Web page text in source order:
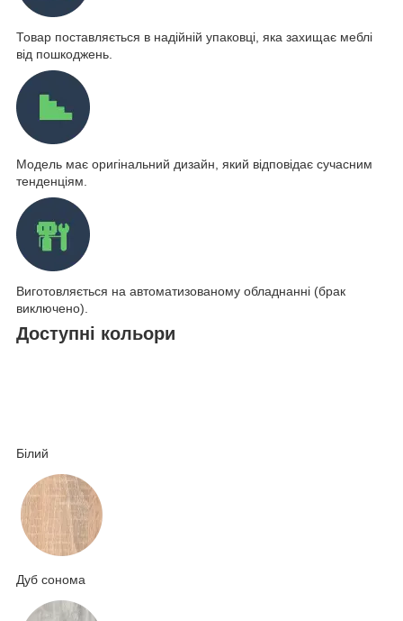
Товар поставляється в надійній упаковці, яка захищає меблі
від пошкоджень.
Модель має оригінальний дизайн, який відповідає сучасним
тенденціям.
Виготовляється на автоматизованому обладнанні (брак
виключено).
Доступні кольори
Білий
Дуб сонома